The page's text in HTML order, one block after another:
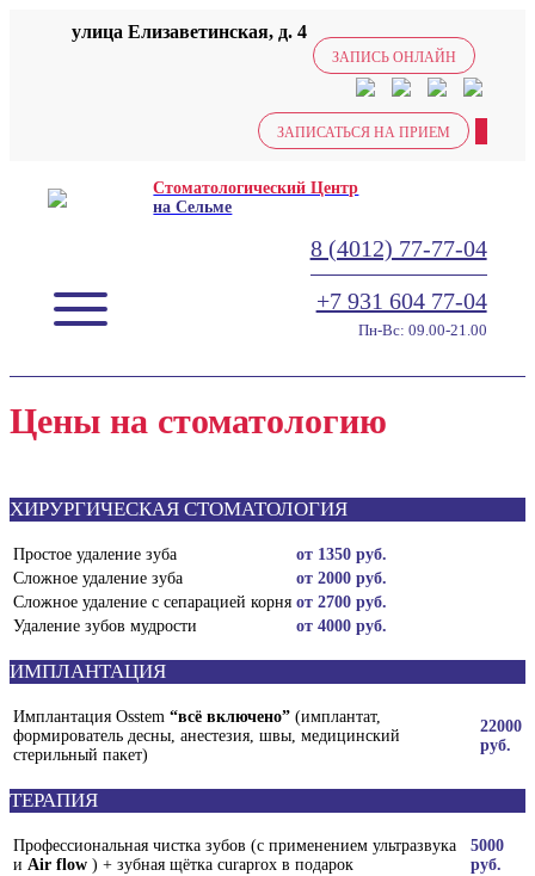
улица Елизаветинская, д. 4
ЗАПИСЬ ОНЛАЙН
ЗАПИСАТЬСЯ НА ПРИЕМ
Стоматологический Центр
на Сельме
8 (4012) 77-77-04
+7 931 604 77-04
Пн-Вс: 09.00-21.00
Цены на стоматологию
ХИРУРГИЧЕСКАЯ СТОМАТОЛОГИЯ
Простое удаление зуба
от 1350 руб.
Сложное удаление зуба
от 2000 руб.
Сложное удаление с сепарацией корня от 2700 руб.
Удаление зубов мудрости
от 4000 руб.
ИМПЛАНТАЦИЯ
Имплантация Osstem “всё включено” (имплантат,
формирователь десны, анестезия, швы, медицинский
стерильный пакет)
22000
руб.
ТЕРАПИЯ
Профессиональная чистка зубов (с применением ультразвука
и Air flow ) + зубная щётка curaprox в подарок
5000
руб.